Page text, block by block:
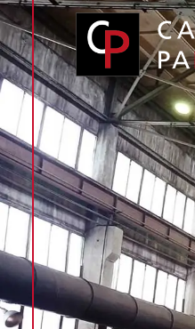
Panneau de gestion des cookies